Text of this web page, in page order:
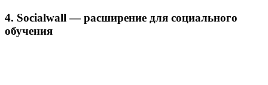
4. Socialwall — расширение для социального
обучения